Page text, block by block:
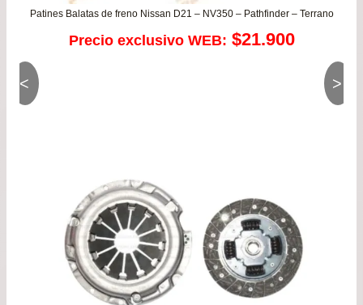
Patines Balatas de freno Nissan D21 – NV350 – Pathfinder – Terrano
Precio exclusivo WEB: $21.900
< >